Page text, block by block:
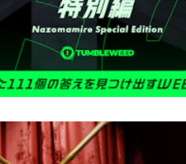
リーズ最新作がナゾトキゲーム